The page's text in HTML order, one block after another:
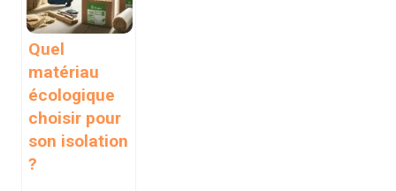
Quel
matériau
écologique
choisir pour
son isolation
?